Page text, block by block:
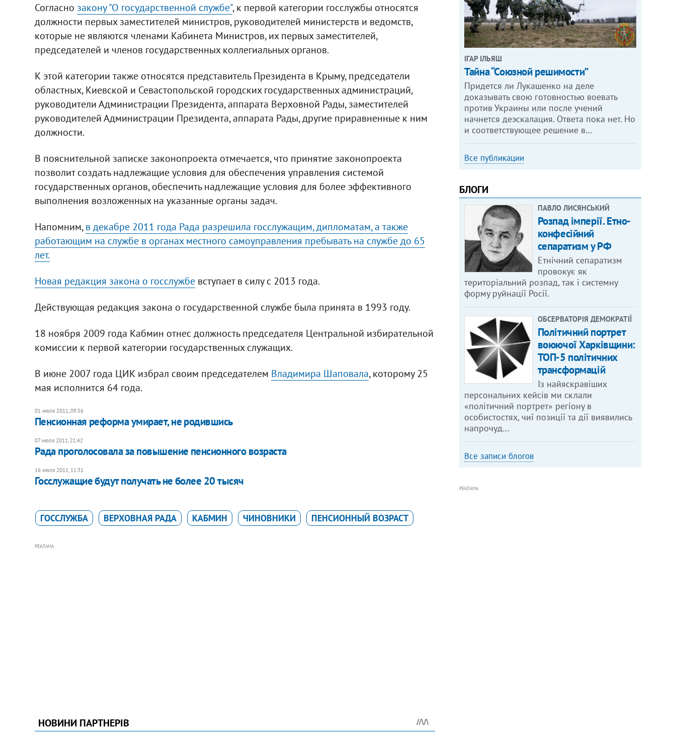
Согласно закону "О государственной службе", к первой категории госслужбы относятся
должности первых заместителей министров, руководителей министерств и ведомств,
которые не являются членами Кабинета Министров, их первых заместителей,
председателей и членов государственных коллегиальных органов.
К этой категории также относятся представитель Президента в Крыму, председатели
областных, Киевской и Севастопольской городских государственных администраций,
руководители Администрации Президента, аппарата Верховной Рады, заместителей
руководителей Администрации Президента, аппарата Рады, другие приравненные к ним
должности.
В пояснительной записке законопроекта отмечается, что принятие законопроекта
позволит создать надлежащие условия для обеспечения управления системой
государственных органов, обеспечить надлежащие условия для более эффективного
выполнения возложенных на указанные органы задач.
Напомним,в декабре 2011 года Рада разрешила госслужащим, дипломатам, а также
работающим на службе в органах местного самоуправления пребывать на службе до 65
лет.
Новая редакция закона о госслужбевступает в силу с 2013 года.
Действующая редакция закона о государственной службе была принята в 1993 году.
18 ноября 2009 года Кабмин отнес должность председателя Центральной избирательной
комиссии к первой категории государственных служащих.
В июне 2007 года ЦИК избрал своим председателем Владимира Шаповала, которому 25
мая исполнится 64 года.
01 июля 2011, 09:56
Пенсионная реформа умирает, не родившись
07 июля 2011, 21:42
Рада проголосовала за повышение пенсионного возраста
16 июля 2011, 11:31
Госслужащие будут получать не более 20 тысяч
ГОССЛУЖБА ВЕРХОВНАЯ РАДА КАБМИН ЧИНОВНИКИ ПЕНСИОННЫЙ ВОЗРАСТ
РЕКЛАМА
ІГАР ІЛЬЯШ
Тайна “Союзной решимости”
Придется ли Лукашенко на деле
доказывать свою готовностью воевать
против Украины или после учений
начнется деэскалация. Ответа пока нет. Но
и соответствующее решение в…
Все публикации
БЛОГИ
ПАВЛО ЛИСЯНСЬКИЙ
Розпад імперії. Етно-
конфесійний
сепаратизм у РФ
Етнічний сепаратизм
провокує як
територіальний розпад, так і системну
форму руйнації Росії.
ОБСЕРВАТОРІЯ ДЕМОКРАТІЇ
Політичний портрет
воюючої Харківщини:
ТОП-5 політичних
трансформацій
Із найяскравіших
персональних кейсів ми склали
«політичний портрет» регіону в
особистостях, чиї позиції та дії виявились
напрочуд…
Все записи блогов
РЕКЛАМА